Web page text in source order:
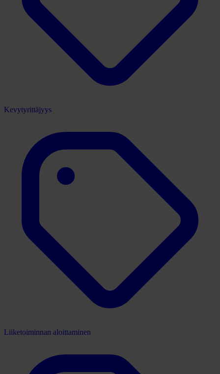
Kevytyrittäjyys
Liiketoiminnan aloittaminen